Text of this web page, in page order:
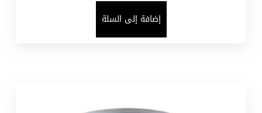
إضافة إلى السلة